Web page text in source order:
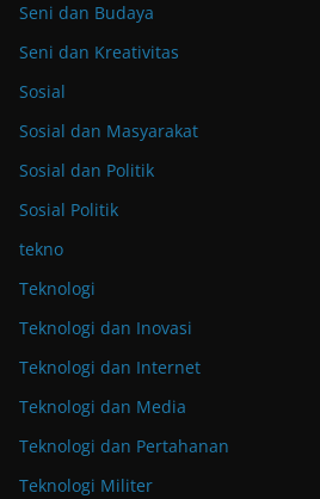
Seni dan Budaya
Seni dan Kreativitas
Sosial
Sosial dan Masyarakat
Sosial dan Politik
Sosial Politik
tekno
Teknologi
Teknologi dan Inovasi
Teknologi dan Internet
Teknologi dan Media
Teknologi dan Pertahanan
Teknologi Militer